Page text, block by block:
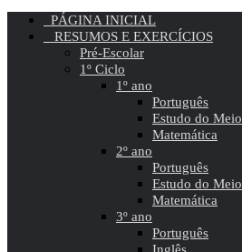
PÁGINA INICIAL
RESUMOS E EXERCÍCIOS
Pré-Escolar
1º Ciclo
1º ano
Português
Estudo do Meio
Matemática
2º ano
Português
Estudo do Meio
Matemática
3º ano
Português